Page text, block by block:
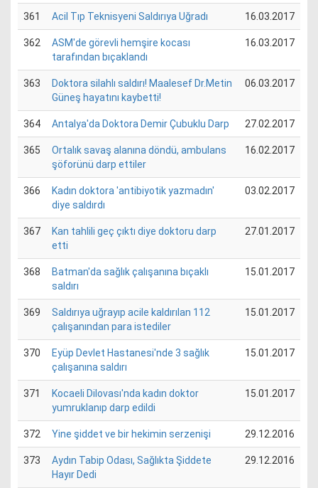
361 Acil Tıp Teknisyeni Saldırıya Uğradı 16.03.2017
362
ASM'de görevli hemşire kocası
tarafından bıçaklandı
16.03.2017
363
Doktora silahlı saldırı! Maalesef Dr.Metin
Güneş hayatını kaybetti!
06.03.2017
364 Antalya'da Doktora Demir Çubuklu Darp 27.02.2017
365
Ortalık savaş alanına döndü, ambulans
şöforünü darp ettiler
16.02.2017
366
Kadın doktora 'antibiyotik yazmadın'
diye saldırdı
03.02.2017
367
Kan tahlili geç çıktı diye doktoru darp
etti
27.01.2017
368
Batman'da sağlık çalışanına bıçaklı
saldırı
15.01.2017
369
Saldırıya uğrayıp acile kaldırılan 112
çalışanından para istediler
15.01.2017
370
Eyüp Devlet Hastanesi'nde 3 sağlık
çalışanına saldırı
15.01.2017
371
Kocaeli Dilovası'nda kadın doktor
yumruklanıp darp edildi
15.01.2017
372 Yine şiddet ve bir hekimin serzenişi 29.12.2016
373
Aydın Tabip Odası, Sağlıkta Şiddete
Hayır Dedi
29.12.2016